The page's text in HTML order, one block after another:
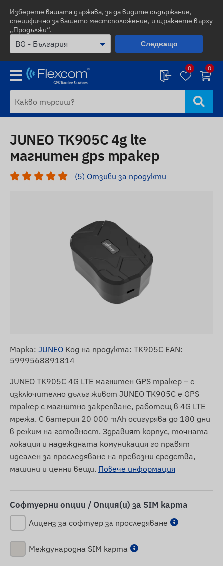
Изберете вашата държава, за да видите съдържание,
специфично за вашето местоположение, и щракнете върху
„Продължи“.
Следващо
0 0
JUNEO TK905C 4g lte
магнитен gps тракер
(5) Отзиви за продукти
Марка: JUNEO Код на продукта: TK905C EAN:
5999568891814
JUNEO TK905C 4G LTE магнитен GPS тракер – с
изключително дълъг живот JUNEO TK905C е GPS
тракер с магнитно закрепване, работещ в 4G LTE
мрежа. С батерия 20 000 mAh осигурява до 180 дни
в режим на готовност. Здравият корпус, точната
локация и надеждната комуникация го правят
идеален за проследяване на превозни средства,
машини и ценни вещи. Повече информация
Софтуерни опции / Опция(и) за SIM карта
Лиценз за софтуер за проследяване
Международна SIM карта